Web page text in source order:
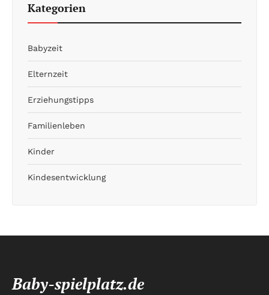
Kategorien
Babyzeit
Elternzeit
Erziehungstipps
Familienleben
Kinder
Kindesentwicklung
Baby-spielplatz.de